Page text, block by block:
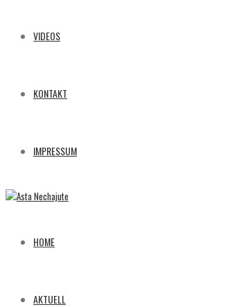
VIDEOS
KONTAKT
IMPRESSUM
HOME
AKTUELL